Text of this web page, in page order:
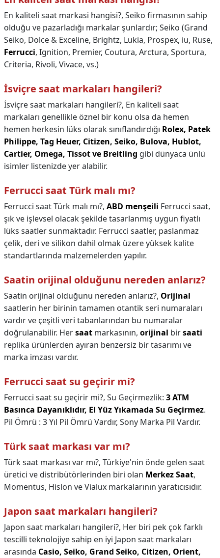
En kaliteli saat markasi hangisi?, Seiko firmasının sahip
olduğu ve pazarladığı markalar şunlardır; Seiko (Grand
Seiko, Dolce & Exceline, Brightz, Lukia, Prospex, iu, Ruse,
Ferrucci, Ignition, Premier, Coutura, Arctura, Sportura,
Criteria, Rivoli, Vivace, vs.)
İsviçre saat markaları hangileri?
İsviçre saat markaları hangileri?, En kaliteli saat
markaları genellikle öznel bir konu olsa da hemen
hemen herkesin lüks olarak sınıflandırdığı Rolex, Patek
Philippe, Tag Heuer, Citizen, Seiko, Bulova, Hublot,
Cartier, Omega, Tissot ve Breitling gibi dünyaca ünlü
isimler listenizde yer alabilir.
Ferrucci saat Türk malı mı?
Ferrucci saat Türk malı mı?, ABD menşeili Ferrucci saat,
şık ve işlevsel olacak şekilde tasarlanmış uygun fiyatlı
lüks saatler sunmaktadır. Ferrucci saatler, paslanmaz
çelik, deri ve silikon dahil olmak üzere yüksek kalite
standartlarında malzemelerden yapılır.
Saatin orijinal olduğunu nereden anlarız?
Saatin orijinal olduğunu nereden anlarız?, Orijinal
saatlerin her birinin tamamen otantik seri numaraları
vardır ve çeşitli veri tabanlarından bu numaralar
doğrulanabilir. Hersaat markasının, orijinal birsaati
replika ürünlerden ayıran benzersiz bir tasarımı ve
marka imzası vardır.
Ferrucci saat su geçirir mi?
Ferrucci saat su geçirir mi?, Su Geçirmezlik: 3 ATM
Basınca Dayanıklıdır, El Yüz Yıkamada Su Geçirmez.
Pil Ömrü : 3 Yıl Pil Ömrü Vardır, Sony Marka Pil Vardır.
Türk saat markası var mı?
Türk saat markası var mı?, Türkiye'nin önde gelen saat
üretici ve distribütörlerinden biri olan Merkez Saat,
Momentus, Hislon ve Vialux markalarının yaratıcısıdır.
Japon saat markaları hangileri?
Japon saat markaları hangileri?, Her biri pek çok farklı
tescilli teknolojiye sahip en iyi Japon saat markaları
arasında Casio, Seiko, Grand Seiko, Citizen, Orient,